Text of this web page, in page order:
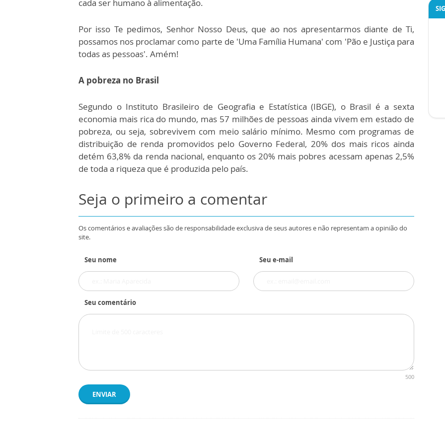
cada ser humano à alimentação.
Por isso Te pedimos, Senhor Nosso Deus, que ao nos apresentarmos diante de Ti,
possamos nos proclamar como parte de 'Uma Família Humana' com 'Pão e Justiça para
todas as pessoas'. Amém!
A pobreza no Brasil
Segundo o Instituto Brasileiro de Geografia e Estatística (IBGE), o Brasil é a sexta
economia mais rica do mundo, mas 57 milhões de pessoas ainda vivem em estado de
pobreza, ou seja, sobrevivem com meio salário mínimo. Mesmo com programas de
distribuição de renda promovidos pelo Governo Federal, 20% dos mais ricos ainda
detém 63,8% da renda nacional, enquanto os 20% mais pobres acessam apenas 2,5%
de toda a riqueza que é produzida pelo país.
Seja o primeiro a comentar
Os comentários e avaliações são de responsabilidade exclusiva de seus autores e não representam a opinião do
site.
Seu nome Seu e-mail
Seu comentário
500
ENVIAR